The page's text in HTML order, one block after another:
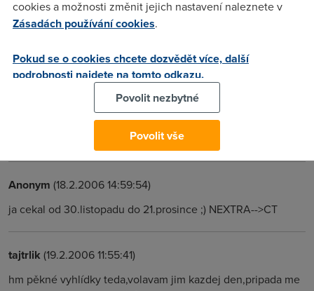
MeTo(18.2.2006 13:44:22)
Me tahle zmena trvala 16 dni :) Ale nesmis cekat, musis jim
aspon tak obden volat jestli je objednavka stale prijata
anebo odmitnuta, protoze kdyz nastane problem, tak oni se
neozvou.... musis se ozvat ty.... teda tak to bylo v mym
pripade... Samozrejme v idealnim pripade to je otazka max.
Anonym (18.2.2006 14:59:54)
ja cekal od 30.listopadu do 21.prosince ;) NEXTRA-->CT
tajtrlik (19.2.2006 11:55:41)
hm pěkné vyhlídky teda,volavam jim kazdej den,pripada me
cookies a možnosti změnit jejich nastavení naleznete v
Zásadách používání cookies.
Pokud se o cookies chcete dozvědět více, další
podrobnosti najdete na tomto odkazu.
Povolit nezbytné
Povolit vše